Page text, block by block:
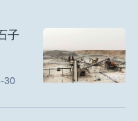
子
30